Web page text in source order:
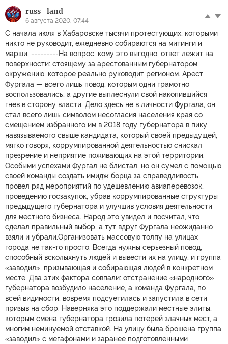
russ_land
6 августа 2020, 07:44
С начала июля в Хабаровске тысячи протестующих, которыми
никто не руководит, ежедневно собираются на митинги и
марши, ---------На вопрос, кому это выгодно, ответ лежит на
поверхности: стоящему за арестованным губернатором
окружению, которое реально руководит регионом. Арест
Фургала — всего лишь повод, которым одни грамотно
воспользовались, а другие выплеснули свой накопившийся
гнев в сторону власти. Дело здесь не в личности Фургала, он
стал всего лишь символом несогласия населения края со
смещением избранного им в 2018 году губернатора в пику
навязываемого свыше кандидата, который своей предыдущей,
мягко говоря, коррумпированной деятельностью снискал
презрение и неприятие поживающих на этой территории.
Особыми успехами Фургал не блистал, но он сумел с помощью
своей команды создать имидж борца за справедливость,
провел ряд мероприятий по удешевлению авиаперевозок,
проведению госзакупок, убрав коррумпированные структуры
предыдущего губернатора и улучшив условия деятельности
для местного бизнеса. Народ это увидел и посчитал, что
сделал правильный выбор, а тут вдруг Фургала неожиданно
взяли и убрали.Организовать массовую толпу на улицах
города не так-то просто. Всегда нужны серьезный повод,
способный всколыхнуть людей и вывести их на улицу, и группа
«заводил», призывающая и собирающая людей в конкретном
месте. Два этих фактора совпали: отстранение «народного»
губернатора возбудило население, а команда Фургала, по
всей видимости, вовремя подсуетилась и запустила в сети
призыв на сбор. Наверняка это поддержали местные элиты,
которым смена губернатора грозила потерей злачных мест, а
многим неминуемой отставкой. На улицу была брошена группа
«заводил» с мегафонами и заранее подготовленными